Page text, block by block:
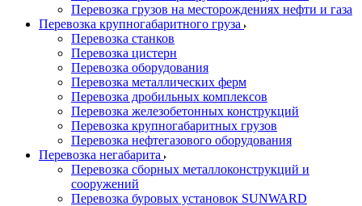
Перевозка грузов на месторождениях нефти и газа
Перевозка крупногабаритного груза
Перевозка станков
Перевозка цистерн
Перевозка оборудования
Перевозка металлических ферм
Перевозка дробильных комплексов
Перевозка железобетонных конструкций
Перевозка крупногабаритных грузов
Перевозка нефтегазового оборудования
Перевозка негабарита
Перевозка сборных металлоконструкций и
сооружений
Перевозка буровых установок SUNWARD